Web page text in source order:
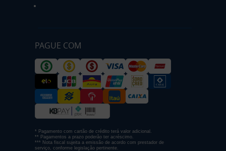
PAGUE COM
* Pagamento com cartão de crédito terá valor adicional.
** Pagamentos a prazo poderão ter acréscimo.
*** Nota fiscal sujeita a emissão de acordo com prestador de
serviço, conforme legislação pertinente.